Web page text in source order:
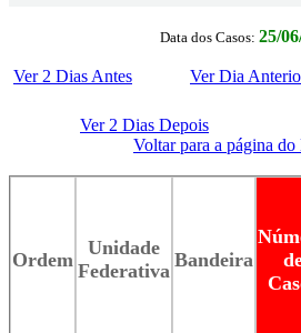
Data dos Casos: 25/
Ver 2 Dias Antes Ver Dia
Ver 2 Dias Depois
Voltar para a página
Ordem
Unidade
Federativa Bandeira